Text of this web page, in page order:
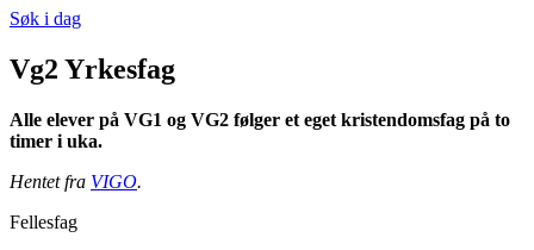
Søk i dag
Vg2 Yrkesfag
Alle elever på VG1 og VG2 følger et eget kristendomsfag på to
timer i uka.
Hentet fra VIGO.
Fellesfag